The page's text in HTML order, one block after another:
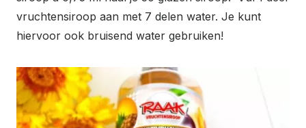
vruchtensiroop aan met 7 delen water. Je kunt
hiervoor ook bruisend water gebruiken!